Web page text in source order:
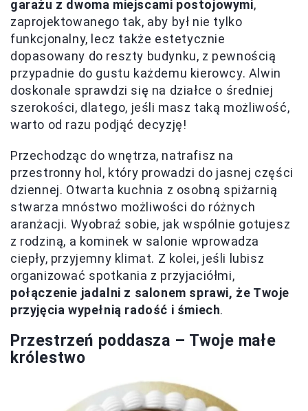
garażu z dwoma miejscami postojowymi,
zaprojektowanego tak, aby był nie tylko
funkcjonalny, lecz także estetycznie
dopasowany do reszty budynku, z pewnością
przypadnie do gustu każdemu kierowcy. Alwin
doskonale sprawdzi się na działce o średniej
szerokości, dlatego, jeśli masz taką możliwość,
warto od razu podjąć decyzję!
Przechodząc do wnętrza, natrafisz na
przestronny hol, który prowadzi do jasnej części
dziennej. Otwarta kuchnia z osobną spiżarnią
stwarza mnóstwo możliwości do różnych
aranżacji. Wyobraź sobie, jak wspólnie gotujesz
z rodziną, a kominek w salonie wprowadza
ciepły, przyjemny klimat. Z kolei, jeśli lubisz
organizować spotkania z przyjaciółmi,
połączenie jadalni z salonem sprawi, że Twoje
przyjęcia wypełnią radość i śmiech.
Przestrzeń poddasza – Twoje małe
królestwo